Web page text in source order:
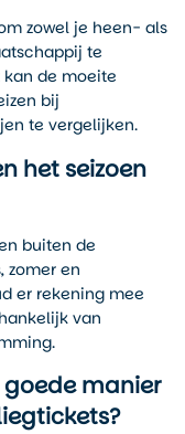
zowel je heen- als
te
de moeite
bij
te vergelijken.
het seizoen
buiten de
zomer en
er rekening mee
van
manier